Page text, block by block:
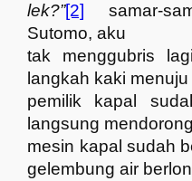
lek?”[2]
samar-
Sutomo, aku
tak menggubris
langkah kaki
pemilik kapal
langsung
mesin kapal sudah
gelembung air